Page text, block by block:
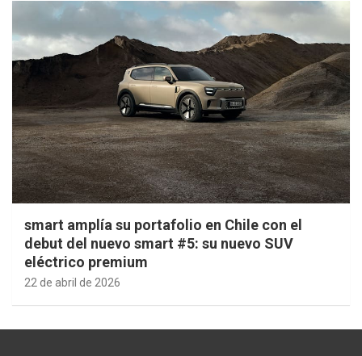
smart amplía su portafolio en Chile con el
debut del nuevo smart #5: su nuevo SUV
eléctrico premium
22 de abril de 2026